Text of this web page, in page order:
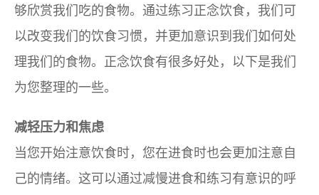
够欣赏我们吃的食物。通过练习正念饮食，我们可
以改变我们的饮食习惯，并更加意识到我们如何处
理我们的食物。正念饮食有很多好处，以下是我们
为您整理的一些。
减轻压力和焦虑
当您开始注意饮食时，您在进食时也会更加注意自
己的情绪。这可以通过减慢进食和练习有意识的呼